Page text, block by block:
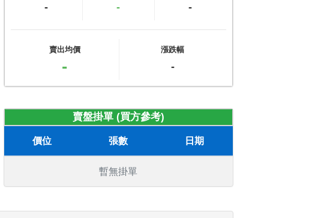
- - -
賣出均價
-
漲跌幅
-
賣盤掛單 (買方參考)
價位 張數 日期
暫無掛單